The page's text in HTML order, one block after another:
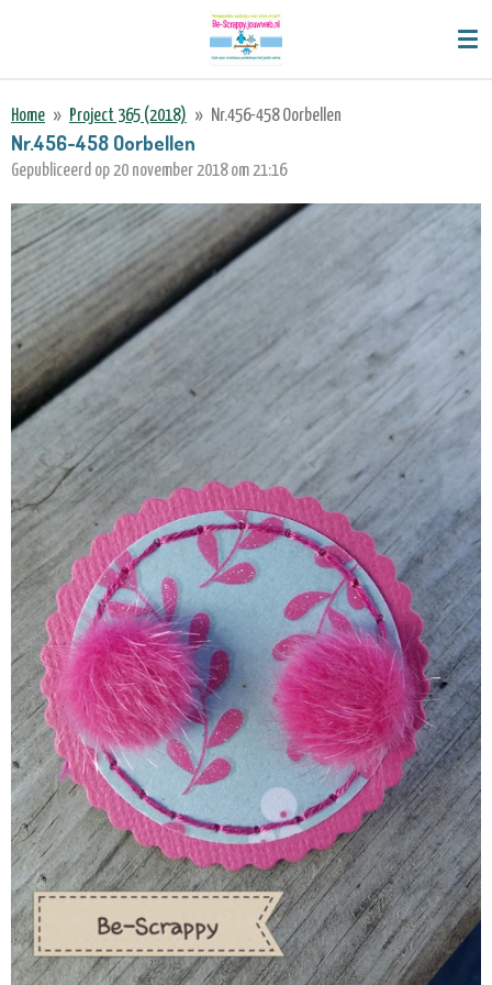
de
hoofdinhoud
Home » Project 365 (2018) » Nr.456-458 Oorbellen
Nr.456-458 Oorbellen
Gepubliceerd op 20 november 2018 om 21:16